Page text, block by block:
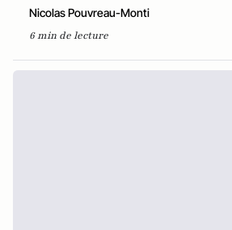
Nicolas Pouvreau-Monti
6 min de lecture